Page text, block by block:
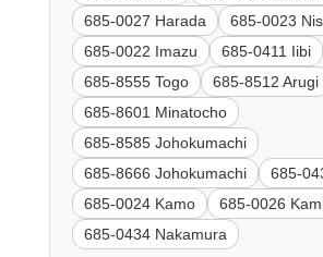
685-0027 Harada
685-0023
685-0022 Imazu
685-0411 Iibi
685-8555 Togo
685-8512 Arugi
685-8601 Minatocho
685-8585 Johokumachi
685-8666 Johokumachi
685-
685-0024 Kamo
685-0026
685-0434 Nakamura